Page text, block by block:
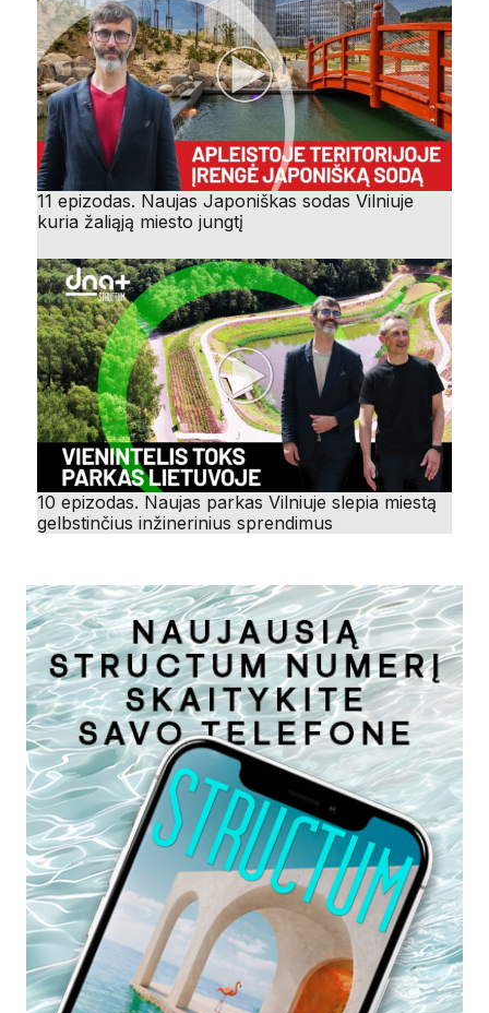
11 epizodas. Naujas Japoniškas sodas Vilniuje
kuria žaliąją miesto jungtį
10 epizodas. Naujas parkas Vilniuje slepia miestą
gelbstinčius inžinerinius sprendimus